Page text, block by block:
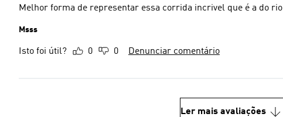
Melhor forma de representar essa corrida incrivel que é a do rio
Msss
Isto foi útil? 0 0 Denunciar comentário
Ler mais avaliações